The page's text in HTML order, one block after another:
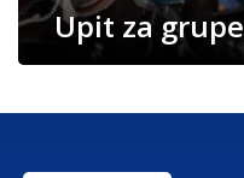
Upit za grupe